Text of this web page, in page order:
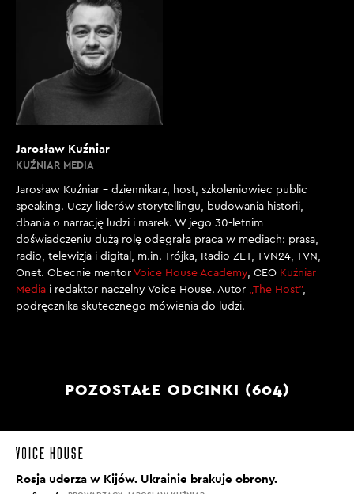
Jarosław Kuźniar
KUŹNIAR MEDIA
Jarosław Kuźniar – dziennikarz, host, szkoleniowiec public
speaking. Uczy liderów storytellingu, budowania historii,
dbania o narrację ludzi i marek. W jego 30-letnim
doświadczeniu dużą rolę odegrała praca w mediach: prasa,
radio, telewizja i digital, m.in. Trójka, Radio ZET, TVN24, TVN,
Onet. Obecnie mentor Voice House Academy, CEO Kuźniar
Media i redaktor naczelny Voice House. Autor „The Host”,
podręcznika skutecznego mówienia do ludzi.
POZOSTAŁE ODCINKI (604)
Rosja uderza w Kijów. Ukrainie brakuje obrony.